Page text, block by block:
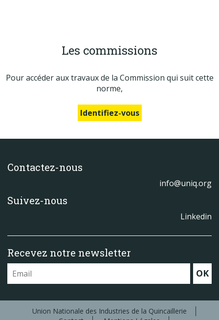
Les commissions
Pour accéder aux travaux de la Commission qui suit cette
norme,
Identifiez-vous
Contactez-nous
info@uniq.org
Suivez-nous
Linkedin
Recevez notre newsletter
OK
Union Nationale des Industries de la Quincaillerie